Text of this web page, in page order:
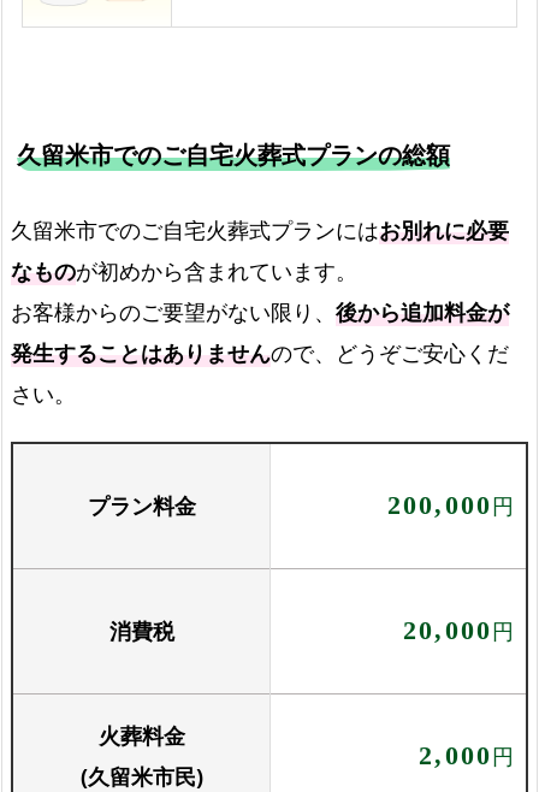
久留米市でのご自宅火葬式プランの総額
久留米市でのご自宅火葬式プランにはお別れに必要
なものが初めから含まれています。
お客様からのご要望がない限り、 後から追加料金が
発生することはありませんので、どうぞご安心くだ
さい。
プラン料金 200,000円
消費税 20,000円
火葬料金
(久留米市民)
2,000円